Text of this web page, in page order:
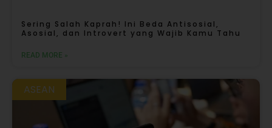
Sering Salah Kaprah! Ini Beda Antisosial,
Asosial, dan Introvert yang Wajib Kamu Tahu
READ MORE »
ASEAN